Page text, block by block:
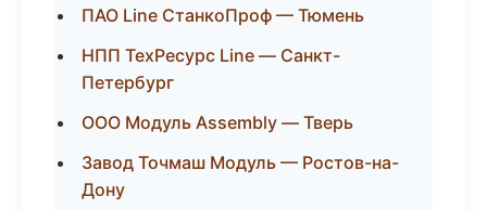
ПАО Line СтанкоПроф — Тюмень
НПП ТехРесурс Line — Санкт-
Петербург
ООО Модуль Assembly — Тверь
Завод Точмаш Модуль — Ростов-на-
Дону